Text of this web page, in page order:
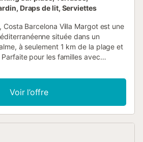
Draps de lit, Serviettes
Costa Barcelona Villa Margot est une
située dans un
à seulement 1 km de la plage et
pour les familles avec
offre espace, intimité et un
des vacances relaxantes près
La propriété est implantée
de 3 200 m², où vous pourrez
Voir l’offre